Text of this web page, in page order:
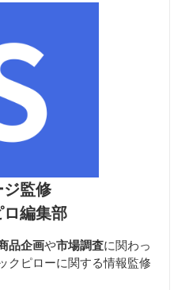
監修
編集部
品企画や市場調査に関わっ
クピローに関する情報監修